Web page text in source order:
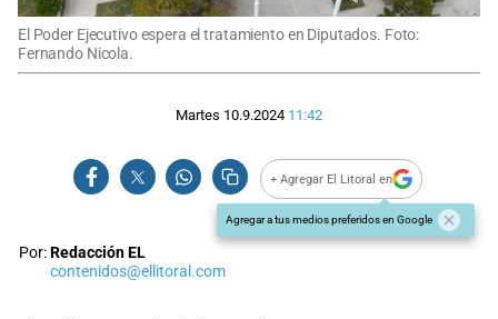
El Poder Ejecutivo espera el tratamiento en Diputados. Foto:
Fernando Nicola.
Martes 10.9.2024 11:42
+ Agregar El Litoral en
Agregar a tus medios preferidos en Google
Por:Redacción EL
contenidos@ellitoral.com